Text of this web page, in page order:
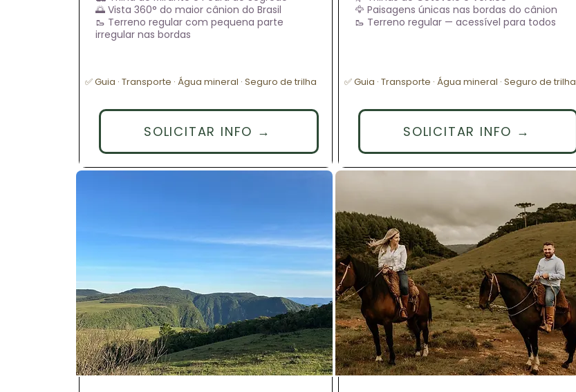
🌅 Vista 360° do maior cânion do Brasil
🥾 Terreno regular com pequena parte
irregular nas bordas
✅ Guia · Transporte · Água mineral · Seguro de trilha
SOLICITAR INFO →
🦅 Paisagens únicas nas bordas do cânion
🥾 Terreno regular — acessível para todos
✅ Guia · Transporte · Água mineral · Seguro de trilha
SOLICITAR INFO →